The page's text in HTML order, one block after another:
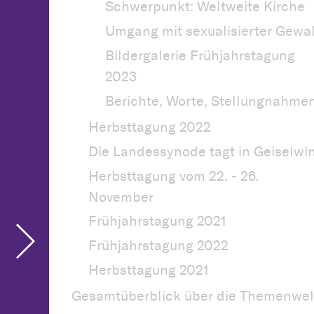
Schwerpunkt: Weltweite Kirche
Umgang mit sexualisierter
Bildergalerie Frühjahrstagung
2023
Berichte, Worte,
Herbsttagung 2022
Die Landessynode tagt in
Herbsttagung vom 22. - 26.
November
Frühjahrstagung 2021
Frühjahrstagung 2022
Herbsttagung 2021
Gesamtüberblick über die